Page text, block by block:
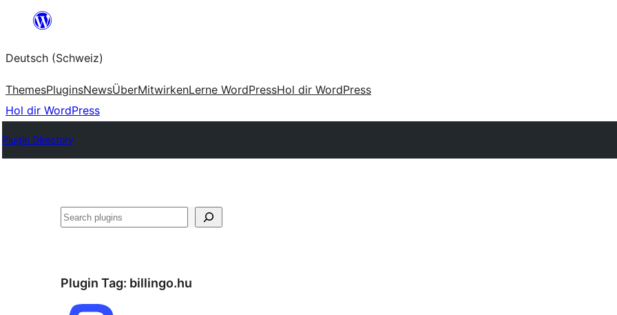
springen
Deutsch (Schweiz)
ThemesPluginsNewsÜberMitwirkenLerne WordPressHol dir WordPress
Hol dir WordPress
Plugin Directory
Suchen
Plugin Tag: billingo.hu